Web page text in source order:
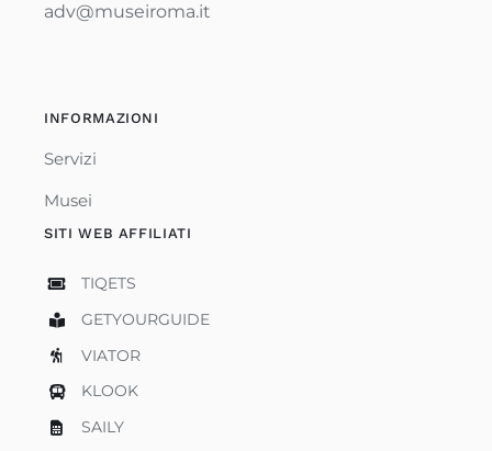
adv@museiroma.it
INFORMAZIONI
Servizi
Musei
SITI WEB AFFILIATI
TIQETS
GETYOURGUIDE
VIATOR
KLOOK
SAILY